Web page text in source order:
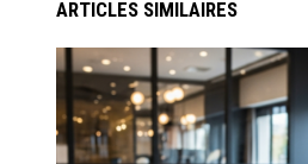
ARTICLES SIMILAIRES